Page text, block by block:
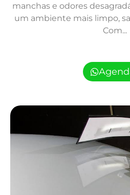
manchas e odores
um ambiente mais limpo,
Com...